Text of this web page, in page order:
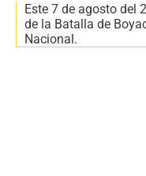
Este 7 de agosto del
de la Batalla de
Nacional.